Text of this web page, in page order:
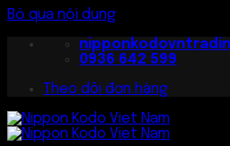
Bỏ qua nội dung
0936 642 599
Theo dõi đơn hàng